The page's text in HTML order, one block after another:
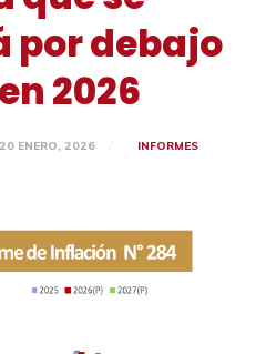
por debajo
2026
20 ENERO, 2026 INFORMES